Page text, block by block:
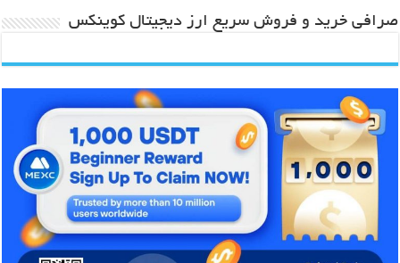
صرافی خرید و فروش سریع ارز دیجیتال کوینکس